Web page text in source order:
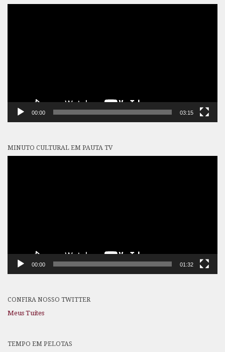
00:00 03:15
MINUTO CULTURAL EM PAUTA TV
00:00 01:32
CONFIRA NOSSO TWITTER
Meus Tuítes
TEMPO EM PELOTAS